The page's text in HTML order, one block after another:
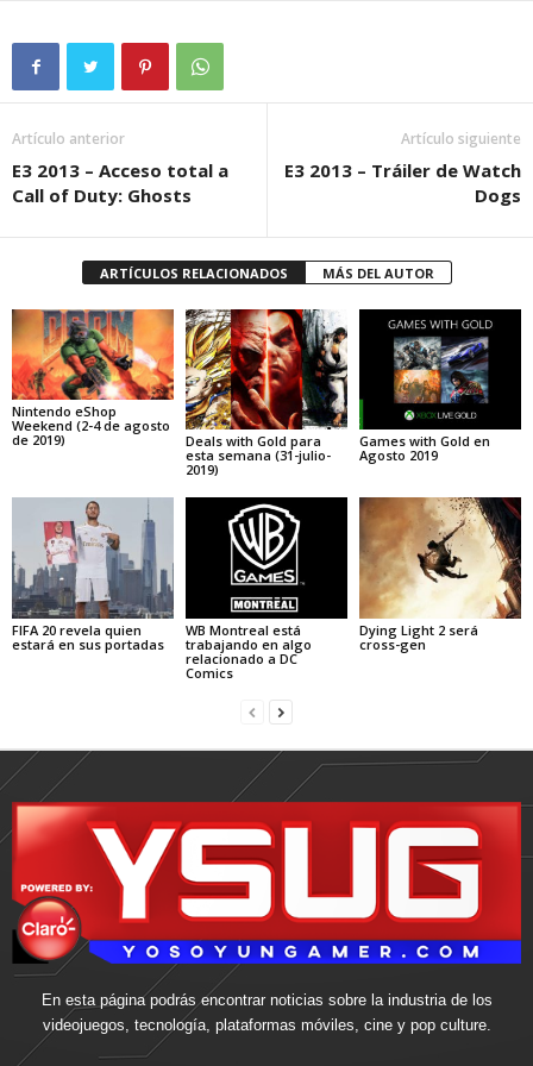
Artículo anterior
E3 2013 – Acceso total a
Call of Duty: Ghosts
Artículo siguiente
E3 2013 – Tráiler de Watch
Dogs
ARTÍCULOS RELACIONADOS MÁS DEL AUTOR
Nintendo eShop
Weekend (2-4 de agosto
de 2019)
Deals with Gold para
esta semana (31-julio-
2019)
Games with Gold en
Agosto 2019
FIFA 20 revela quien
estará en sus portadas
WB Montreal está
trabajando en algo
relacionado a DC
Comics
Dying Light 2 será
cross-gen
En esta página podrás encontrar noticias sobre la industria de los
videojuegos, tecnología, plataformas móviles, cine y pop culture.